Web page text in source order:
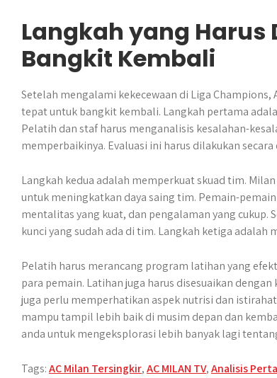
Langkah yang
Bangkit Kembali
Setelah mengalami kekecewaan di Liga
tepat untuk bangkit kembali. Langkah pertama
Pelatih dan staf harus menganalisis kesalahan-
memperbaikinya. Evaluasi ini harus dilakukan
Langkah kedua adalah memperkuat skuad tim.
untuk meningkatkan daya saing tim. Pemain-
mentalitas yang kuat, dan pengalaman yang
kunci yang sudah ada di tim. Langkah ketiga
Pelatih harus merancang program latihan yang
para pemain. Latihan juga harus disesuaikan
juga perlu memperhatikan aspek nutrisi dan
mampu tampil lebih baik di musim depan dan
anda untuk mengeksplorasi lebih banyak lagi
Tags:AC Milan Tersingkir,AC MILAN TV,Analisis